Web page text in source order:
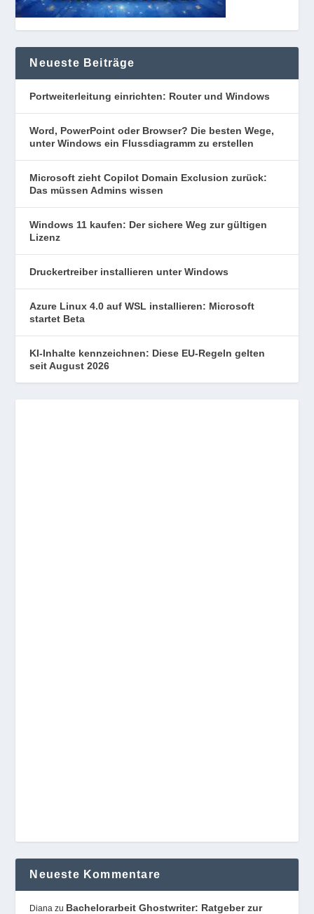
Neueste Beiträge
Portweiterleitung einrichten: Router und Windows
Word, PowerPoint oder Browser? Die besten Wege,
unter Windows ein Flussdiagramm zu erstellen
Microsoft zieht Copilot Domain Exclusion zurück:
Das müssen Admins wissen
Windows 11 kaufen: Der sichere Weg zur gültigen
Lizenz
Druckertreiber installieren unter Windows
Azure Linux 4.0 auf WSL installieren: Microsoft
startet Beta
KI-Inhalte kennzeichnen: Diese EU-Regeln gelten
seit August 2026
Neueste Kommentare
Diana zu Bachelorarbeit Ghostwriter: Ratgeber zur